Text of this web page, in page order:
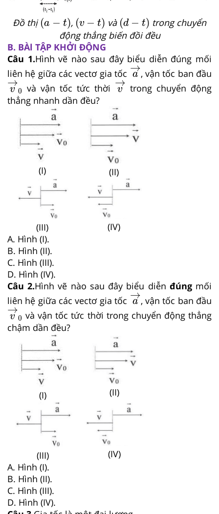
Đồ thị (a − t)
a− , (v − t)
v− và (d − t)
d−
trong chuyển
động thẳng biến đồi đều
B. BÀl TẬP KHỞI ĐỘNG
Câu 1.Hình vẽ nào sau đây biểu diễn đúng mối
liên hệ giữa các vectơ gia tốc →
a
a→
, vận tốc ban đầu
→
v 0
v→ 0
và vận tốc tức thời →
v
v→
trong chuyển động
thẳng nhanh dần đều?
(I) (II)
(III)
(IV)
A. Hình (I).
B. Hình (II).
C. Hình (III).
D. Hình (IV).
Câu 2.Hình vẽ nào sau đây biểu diễn đúngmối
liên hệ giữa các vectơ gia tốc →
a
a→
, vận tốc ban đầu
→
v 0
v→ 0
và vận tốc tức thời trong chuyển động thẳng
chậm dần đều?
(I) (II)
(III)
(IV)
A. Hình (I).
B. Hình (II).
C. Hình (III).
D. Hình (IV).